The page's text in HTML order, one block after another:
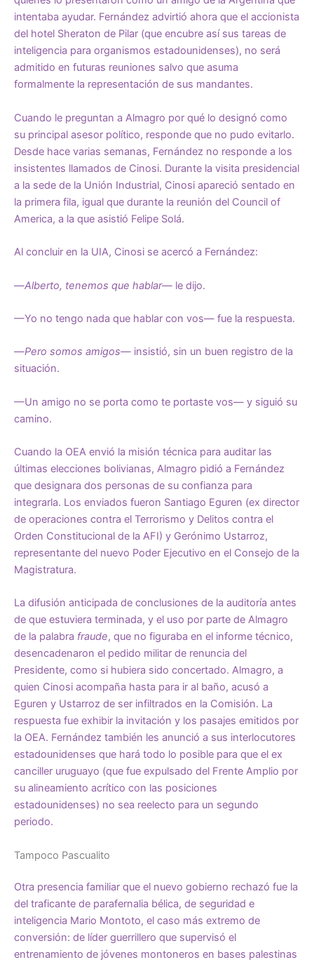
intentaba ayudar. Fernández advirtió ahora que el accionista
del hotel Sheraton de Pilar (que encubre así sus tareas de
inteligencia para organismos estadounidenses), no será
admitido en futuras reuniones salvo que asuma
formalmente la representación de sus mandantes.
Cuando le preguntan a Almagro por qué lo designó como
su principal asesor político, responde que no pudo evitarlo.
Desde hace varias semanas, Fernández no responde a los
insistentes llamados de Cinosi. Durante la visita presidencial
a la sede de la Unión Industrial, Cinosi apareció sentado en
la primera fila, igual que durante la reunión del Council of
America, a la que asistió Felipe Solá.
Al concluir en la UIA, Cinosi se acercó a Fernández:
—Alberto, tenemos que hablar— le dijo.
—Yo no tengo nada que hablar con vos— fue la respuesta.
—Pero somos amigos— insistió, sin un buen registro de la
situación.
—Un amigo no se porta como te portaste vos— y siguió su
camino.
Cuando la OEA envió la misión técnica para auditar las
últimas elecciones bolivianas, Almagro pidió a Fernández
que designara dos personas de su confianza para
integrarla. Los enviados fueron Santiago Eguren (ex director
de operaciones contra el Terrorismo y Delitos contra el
Orden Constitucional de la AFI) y Gerónimo Ustarroz,
representante del nuevo Poder Ejecutivo en el Consejo de la
Magistratura.
La difusión anticipada de conclusiones de la auditoría antes
de que estuviera terminada, y el uso por parte de Almagro
de la palabra fraude, que no figuraba en el informe técnico,
desencadenaron el pedido militar de renuncia del
Presidente, como si hubiera sido concertado. Almagro, a
quien Cinosi acompaña hasta para ir al baño, acusó a
Eguren y Ustarroz de ser infiltrados en la Comisión. La
respuesta fue exhibir la invitación y los pasajes emitidos por
la OEA. Fernández también les anunció a sus interlocutores
estadounidenses que hará todo lo posible para que el ex
canciller uruguayo (que fue expulsado del Frente Amplio por
su alineamiento acrítico con las posiciones
estadounidenses) no sea reelecto para un segundo
periodo.
Tampoco Pascualito
Otra presencia familiar que el nuevo gobierno rechazó fue la
del traficante de parafernalia bélica, de seguridad e
inteligencia Mario Montoto, el caso más extremo de
conversión: de líder guerrillero que supervisó el
entrenamiento de jóvenes montoneros en bases palestinas